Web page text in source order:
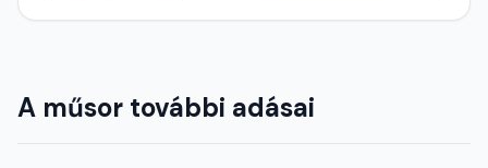
A műsor további adásai